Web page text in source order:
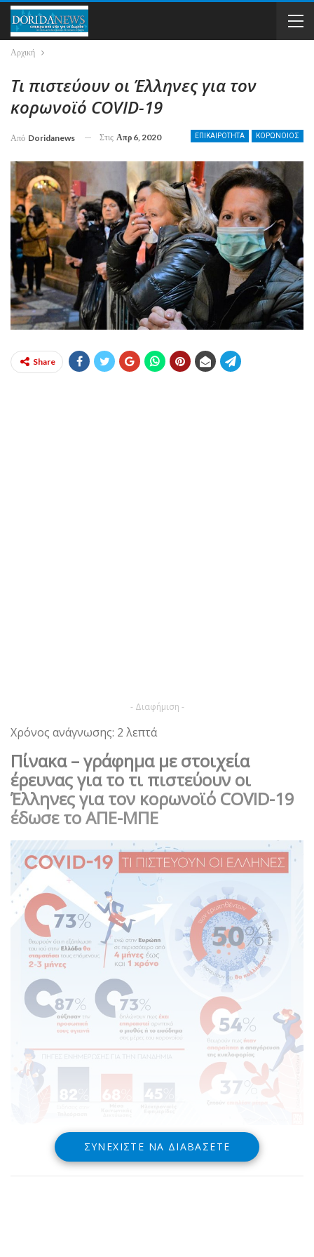
Αρχική
Τι πιστεύουν οι Έλληνες για τον
κορωνοϊό COVID-19
ΕΠΙΚΑΙΡΟΤΗΤΑ ΚΟΡΩΝΟIΟΣ
Από Doridanews Στις Απρ 6, 2020
Share
- Διαφήμιση -
Χρόνος ανάγνωσης: 2 λεπτά
Πίνακα – γράφημα με στοιχεία
έρευνας για το τι πιστεύουν οι
Έλληνες για τον κορωνοϊό COVID-19
έδωσε το ΑΠΕ-ΜΠΕ
ΣΥΝΕΧΊΣΤΕ ΝΑ ΔΙΑΒΆΣΕΤΕ